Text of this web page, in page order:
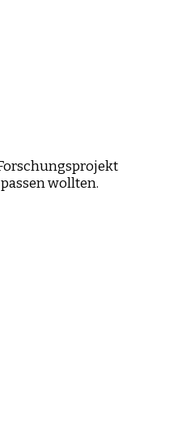
wollten.